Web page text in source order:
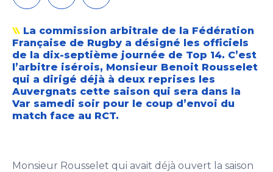
La commission arbitrale de la Fédération
Française de Rugby a désigné les officiels
de la dix-septième journée de Top 14. C’est
l’arbitre isérois, Monsieur Benoit Rousselet
qui a dirigé déjà à deux reprises les
Auvergnats cette saison qui sera dans la
Var samedi soir pour le coup d’envoi du
match face au RCT.
Monsieur Rousselet qui avait déjà ouvert la saison